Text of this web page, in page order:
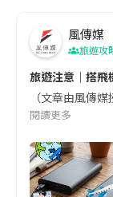
風傳媒
旅遊攻
旅遊注意｜搭
（文章由風傳
閱讀更多